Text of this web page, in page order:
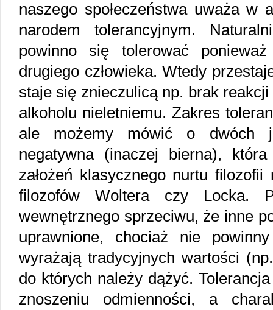
naszego społeczeństwa uważa w
narodem tolerancyjnym.
powinno się tolerować
drugiego człowieka. Wtedy
staje się znieczulicą np. brak
alkoholu nieletniemu. Zakres
ale możemy mówić o dwóch
negatywna (inaczej bierna),
założeń klasycznego nurtu
filozofów Woltera czy Locka.
wewnętrznego sprzeciwu, że inne
uprawnione, chociaż nie
wyrażają tradycyjnych wartości
do których należy dążyć.
znoszeniu odmienności, a